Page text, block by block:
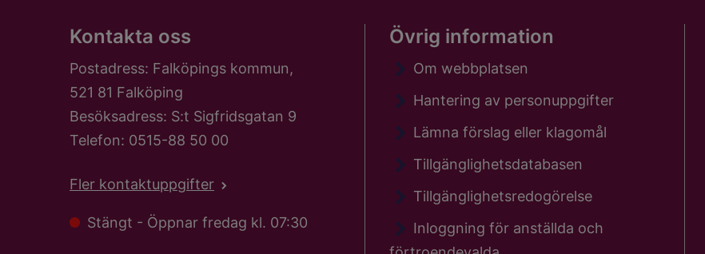
Kontakta oss
Postadress: Falköpings kommun,
521 81 Falköping
Besöksadress: S:t Sigfridsgatan 9
Telefon: 0515-88 50 00
Fler kontaktuppgifter
Stängt - Öppnar fredag kl. 07:30
Övrig information
Om webbplatsen
Hantering av personuppgifter
Lämna förslag eller klagomål
Tillgänglighetsdatabasen
Tillgänglighetsredogörelse
Inloggning för anställda och